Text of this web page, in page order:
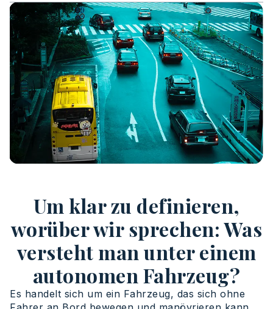
Um klar zu definieren,
worüber wir sprechen: Was
versteht man unter einem
autonomen Fahrzeug?
Es handelt sich um ein Fahrzeug, das sich ohne